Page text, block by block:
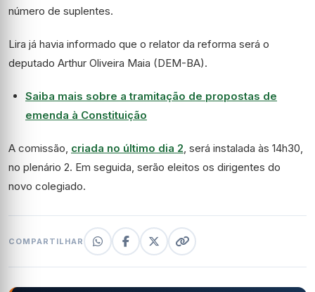
número de suplentes.
Lira já havia informado que o relator da reforma será o
deputado Arthur Oliveira Maia (DEM-BA).
Saiba mais sobre a tramitação de propostas de
emenda à Constituição
A comissão, criada no último dia 2, será instalada às 14h30,
no plenário 2. Em seguida, serão eleitos os dirigentes do
novo colegiado.
COMPARTILHAR